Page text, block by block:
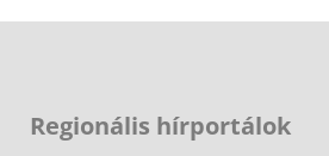
Regionális hírportálok